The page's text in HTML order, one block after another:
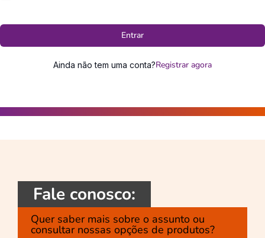
Entrar
Ainda não tem uma conta?Registrar agora
Fale conosco:
Quer saber mais sobre o assunto ou
consultar nossas opções de produtos?